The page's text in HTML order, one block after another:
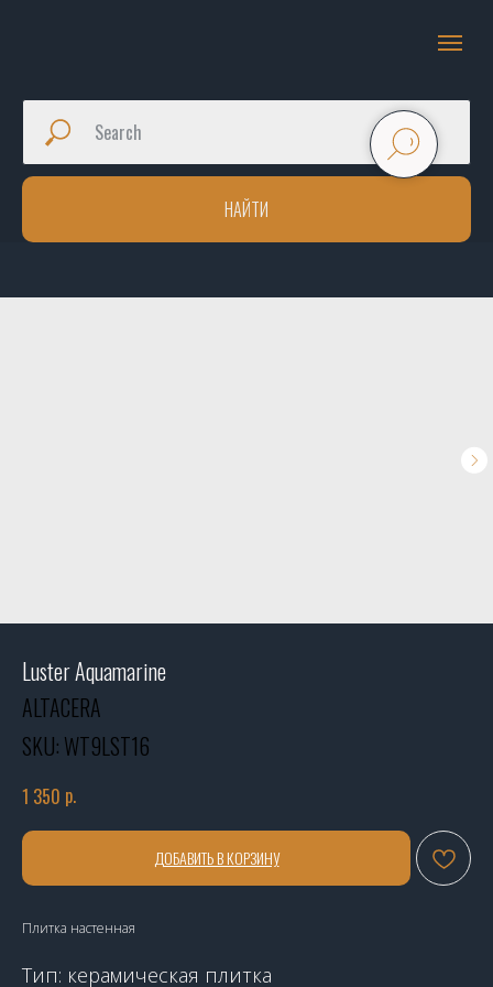
НАЙТИ
Luster Aquamarine
ALTACERA
SKU: WT9LST16
1 350 р.
ДОБАВИТЬ В КОРЗИНУ
Плитка настенная
Тип: керамическая плитка